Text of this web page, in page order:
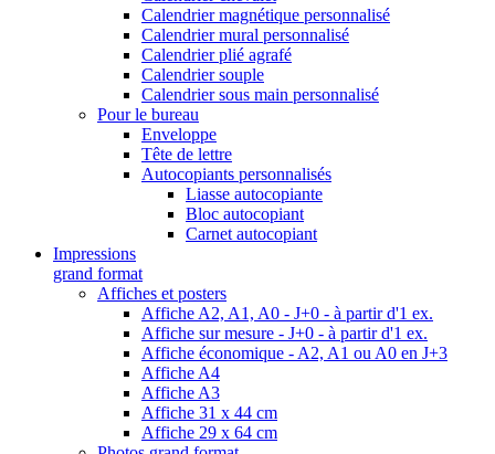
Calendrier magnétique personnalisé
Calendrier mural personnalisé
Calendrier plié agrafé
Calendrier souple
Calendrier sous main personnalisé
Pour le bureau
Enveloppe
Tête de lettre
Autocopiants personnalisés
Liasse autocopiante
Bloc autocopiant
Carnet autocopiant
Impressions
grand format
Affiches et posters
Affiche A2, A1, A0 - J+0 - à partir d'1 ex.
Affiche sur mesure - J+0 - à partir d'1 ex.
Affiche économique - A2, A1 ou A0 en J+3
Affiche A4
Affiche A3
Affiche 31 x 44 cm
Affiche 29 x 64 cm